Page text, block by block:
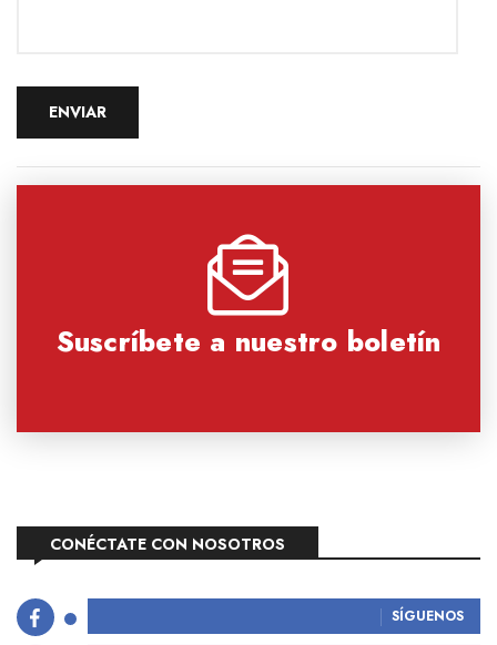
Suscríbete a nuestro boletín
CONÉCTATE CON NOSOTROS
SÍGUENOS